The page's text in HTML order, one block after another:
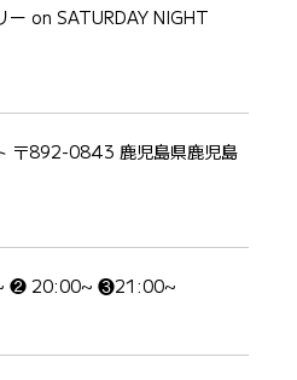
ー on SATURDAY NIGHT
〒892-0843 鹿児島県鹿児島
❷ 20:00~ ❸21:00~